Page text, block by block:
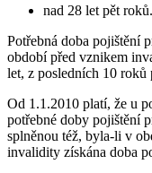
nad 28 let pět roků.
Potřebná doba pojištění
období před vznikem
let, z posledních 10
Od 1.1.2010 platí, že u
potřebné doby pojištění
splněnou též, byla-li v
invalidity získána doba